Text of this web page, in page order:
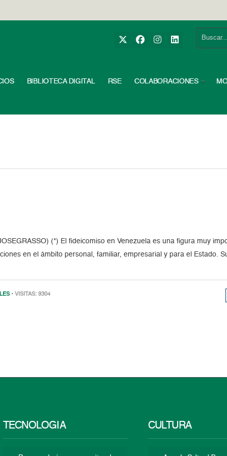
BIBLIOTECA DIGITAL RSE COLABORACIONES
(*) El fideicomiso en Venezuela es una figura muy
en el ámbito personal, familiar, empresarial y para el Estado.
• VISITAS: 9304
TECNOLOGÍA CULTURA